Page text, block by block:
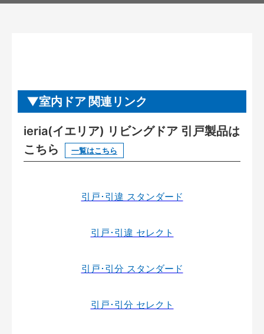
室内ドア 関連リンク
ieria(イエリア) リビングドア 引戸製品は
こちら
一覧はこちら
引戸･引違 スタンダード
引戸･引違 セレクト
引戸･引分 スタンダード
引戸･引分 セレクト